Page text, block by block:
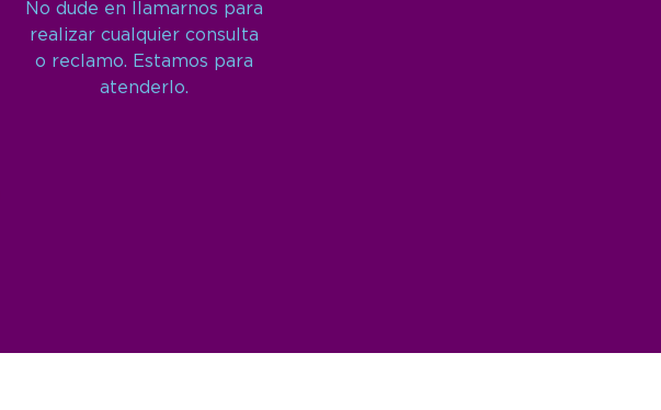
No dude en llamarnos para
realizar cualquier consulta
o reclamo. Estamos para
atenderlo.